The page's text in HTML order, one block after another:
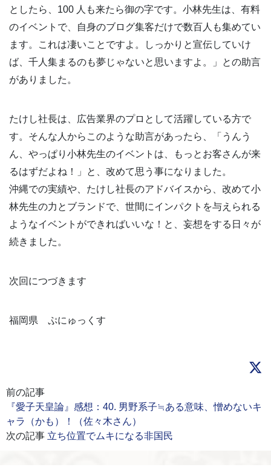
としたら、100 人も来たら御の字です。小林先生は、有料
のイベントで、自身のブログ集客だけで数百人も集めてい
ます。これは凄いことですよ。しっかりと宣伝していけ
ば、千人集まるのも夢じゃないと思いますよ。」との助言
がありました。
たけし社長は、広告業界のプロとして活躍している方で
す。そんな人からこのような助言があったら、「うんう
ん、やっぱり小林先生のイベントは、もっとお客さんが来
るはずだよね！」と、改めて思う事になりました。
沖縄での実績や、たけし社長のアドバイスから、改めて小
林先生の力とブランドで、世間にインパクトを与えられる
ようなイベントができればいいな！と、妄想をする日々が
続きました。
次回につづきます
福岡県 ぷにゅっくす
前の記事
『愛子天皇論』感想：40. 男野系子≒ある意味、憎めないキ
ャラ（かも）！（佐々木さん）
次の記事 立ち位置でムキになる非国民